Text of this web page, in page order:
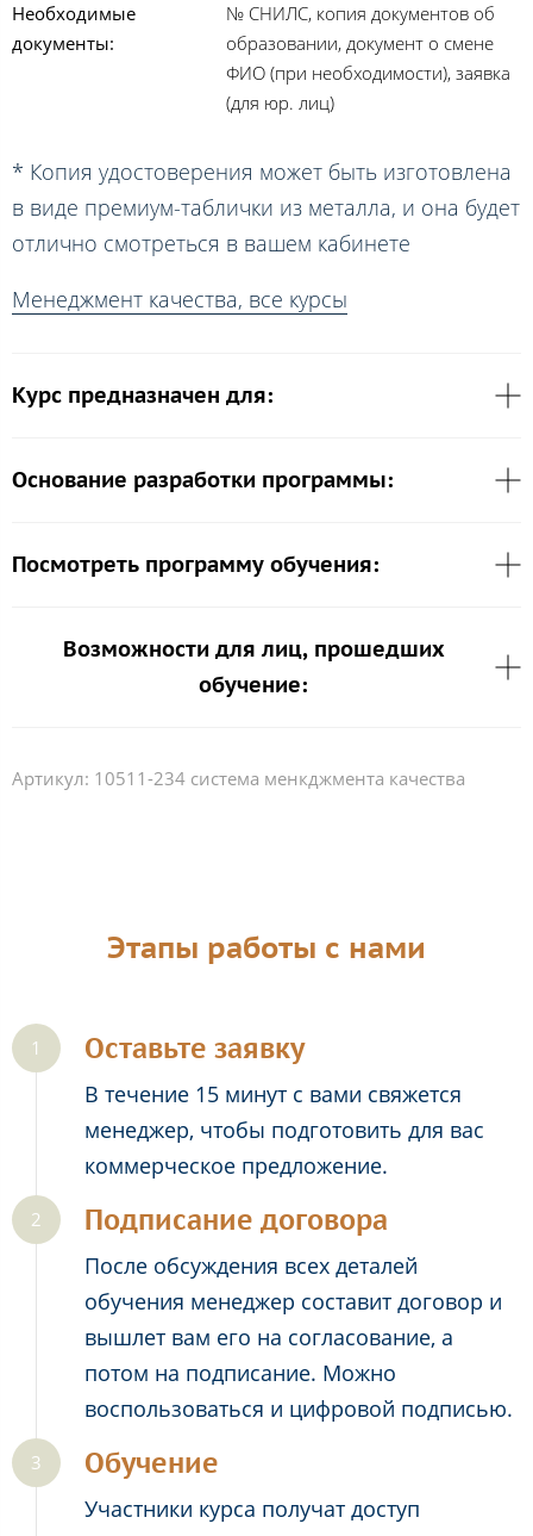
Необходимые
документы:
№ СНИЛС, копия документов об
образовании, документ о смене
ФИО (при необходимости), заявка
(для юр. лиц)
* Копия удостоверения может быть изготовлена
в виде премиум-таблички из металла, и она будет
отлично смотреться в вашем кабинете
Менеджмент качества, все курсы
Курс предназначен для:
Основание разработки программы:
Посмотреть программу обучения:
Возможности для лиц, прошедших
обучение:
Артикул: 10511-234 система менкджмента качества
Этапы работы с нами
Оставьте заявку
В течение 15 минут с вами свяжется
менеджер, чтобы подготовить для вас
коммерческое предложение.
Подписание договора
После обсуждения всех деталей
обучения менеджер составит договор и
вышлет вам его на согласование, а
потом на подписание. Можно
воспользоваться и цифровой подписью.
Обучение
Участники курса получат доступ